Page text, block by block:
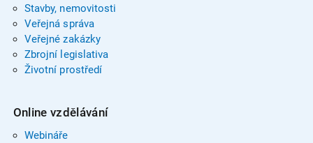
Stavby, nemovitosti
Veřejná správa
Veřejné zakázky
Zbrojní legislativa
Životní prostředí
Online vzdělávání
Webináře